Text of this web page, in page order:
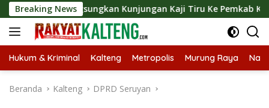
Langsung
ke
konten
Breaking NewsKunjungan Kaji Tiru Ke Pemkab Kulon Progo
Hukum & Kriminal Kalteng Metropolis Murung Raya
Beranda Kalteng DPRD Seruyan